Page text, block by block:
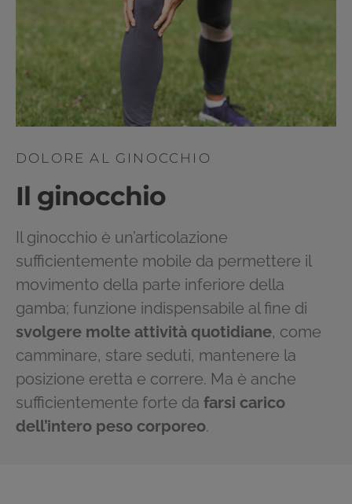
DOLORE AL GINOCCHIO
Il ginocchio
Il ginocchio è un’articolazione
sufficientemente mobile da permettere il
movimento della parte inferiore della
gamba; funzione indispensabile al fine di
svolgere molte attività quotidiane, come
camminare, stare seduti, mantenere la
posizione eretta e correre. Ma è anche
sufficientemente forte da farsi carico
dell’intero peso corporeo.